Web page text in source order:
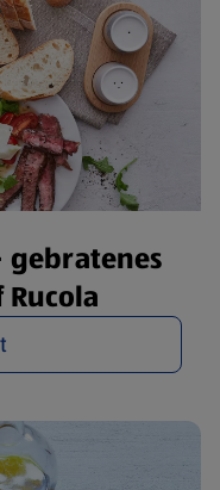
gebratenes